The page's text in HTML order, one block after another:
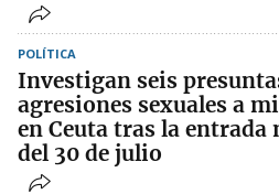
POLÍTICA
Investigan seis
agresiones sexuales a
en Ceuta tras la entrada
del 30 de julio